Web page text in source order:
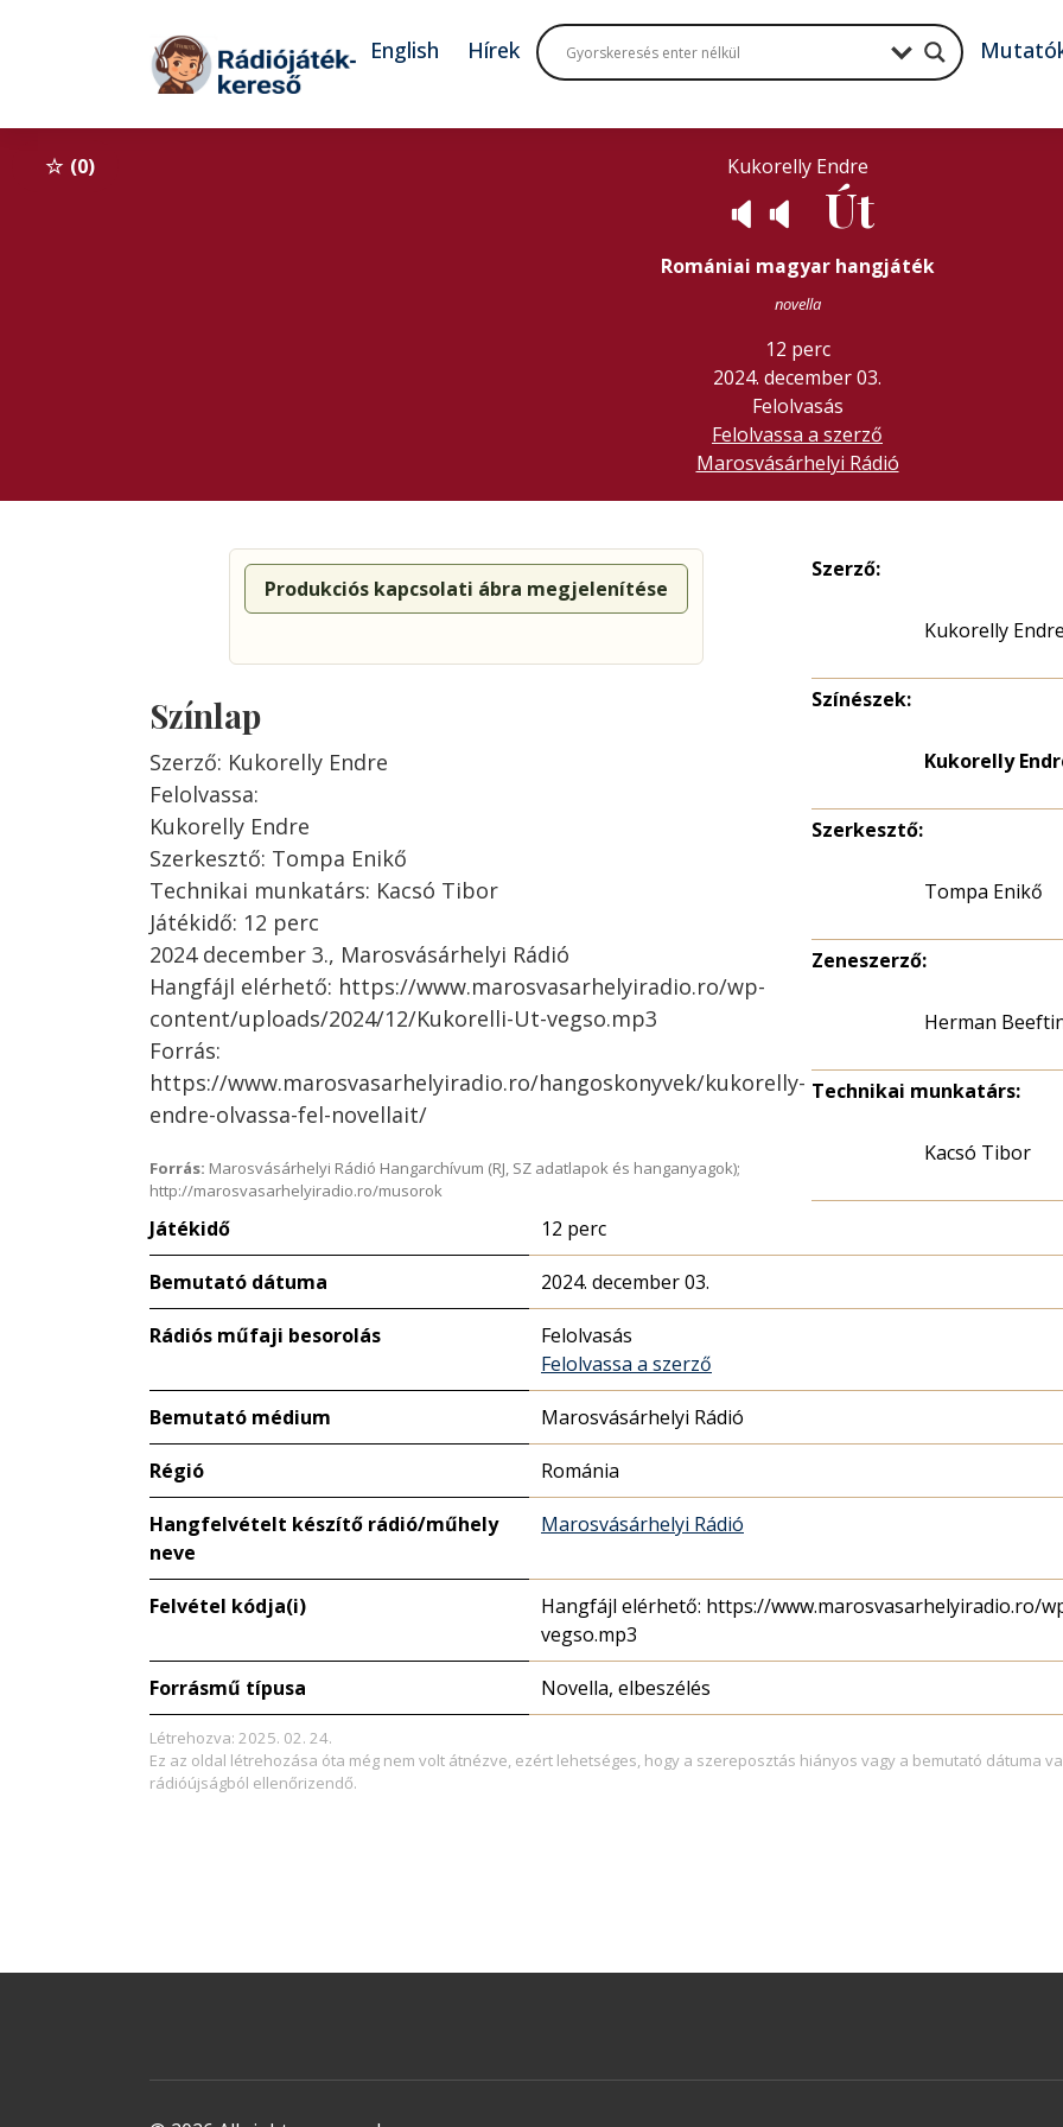
Tovább a tartalomhoz
English Hírek
0 Kukorelly Endre
🔈 🔈 Út
Romániai magyar hangjáték
novella
12 perc
2024. december 03.
Felolvasás
Felolvassa a szerző
Marosvásárhelyi Rádió
Produkciós kapcsolati ábra megjelenítése
Színlap
Szerző: Kukorelly Endre
Felolvassa:
Kukorelly Endre
Szerkesztő: Tompa Enikő
Technikai munkatárs: Kacsó Tibor
Játékidő: 12 perc
2024 december 3., Marosvásárhelyi Rádió
Hangfájl elérhető: https://www.marosvasarhelyiradio.ro/wp-
content/uploads/2024/12/Kukorelli-Ut-vegso.mp3
Forrás:
https://www.marosvasarhelyiradio.ro/hangoskonyvek/kukorelly-
endre-olvassa-fel-novellait/
Forrás: Marosvásárhelyi Rádió Hangarchívum (RJ, SZ adatlapok és hanganyagok);
http://marosvasarhelyiradio.ro/musorok
Szerző:
Kukorelly Endre
Színészek:
Kukorelly
Szerkesztő:
Tompa Enikő
Zeneszerző:
Herman
Technikai munkatárs:
Kacsó Tibor
Játékidő 12 perc
Bemutató dátuma 2024. december 03.
Rádiós műfaji besorolás
Felolvasás
Felolvassa a szerző
Bemutató médium Marosvásárhelyi Rádió
Régió Románia
Hangfelvételt készítő rádió/műhely
neve
Marosvásárhelyi Rádió
Felvétel kódja(i)
Hangfájl elérhető: https://www.marosvasarhelyiradio.ro/
vegso.mp3
Forrásmű típusa Novella, elbeszélés
Létrehozva: 2025. 02. 24.
Ez az oldal létrehozása óta még nem volt átnézve, ezért lehetséges, hogy a szereposztás hiányos vagy a bemutató dátuma
rádióújságból ellenőrizendő.